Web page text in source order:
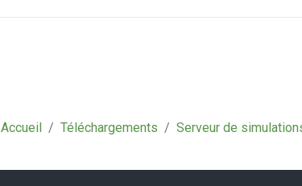
Accueil Téléchargements Serveur de